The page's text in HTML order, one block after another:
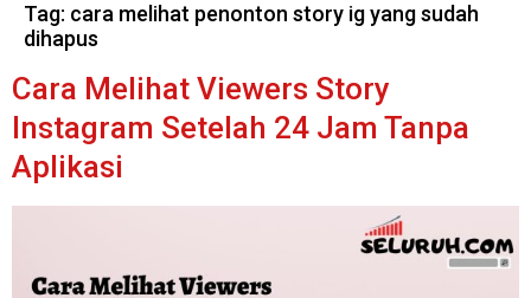
Tag: cara melihat penonton story ig yang sudah
dihapus
Cara Melihat Viewers Story
Instagram Setelah 24 Jam Tanpa
Aplikasi